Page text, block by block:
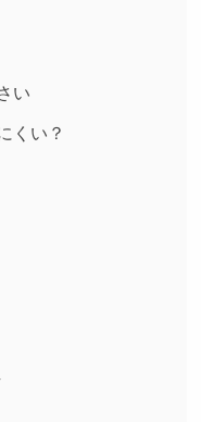
い
くい？